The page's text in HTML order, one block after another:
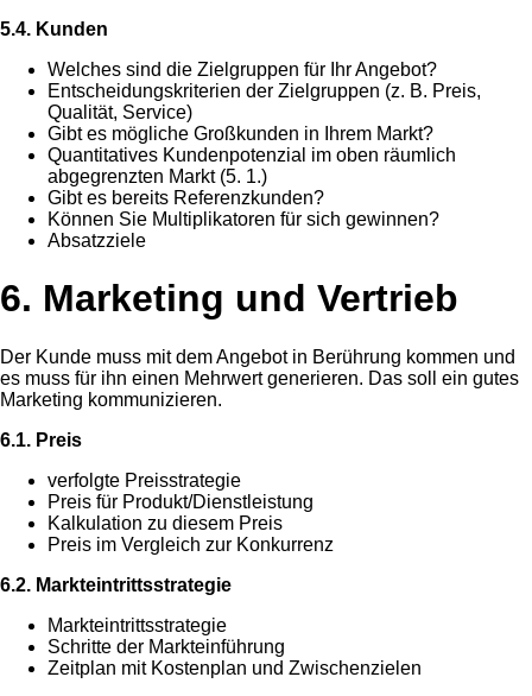
5.4. Kunden
Welches sind die Zielgruppen für Ihr Angebot?
Entscheidungskriterien der Zielgruppen (z. B. Preis,
Qualität, Service)
Gibt es mögliche Großkunden in Ihrem Markt?
Quantitatives Kundenpotenzial im oben räumlich
abgegrenzten Markt (5. 1.)
Gibt es bereits Referenzkunden?
Können Sie Multiplikatoren für sich gewinnen?
Absatzziele
6. Marketing und Vertrieb
Der Kunde muss mit dem Angebot in Berührung kommen und
es muss für ihn einen Mehrwert generieren. Das soll ein gutes
Marketing kommunizieren.
6.1. Preis
verfolgte Preisstrategie
Preis für Produkt/Dienstleistung
Kalkulation zu diesem Preis
Preis im Vergleich zur Konkurrenz
6.2. Markteintrittsstrategie
Markteintrittsstrategie
Schritte der Markteinführung
Zeitplan mit Kostenplan und Zwischenzielen